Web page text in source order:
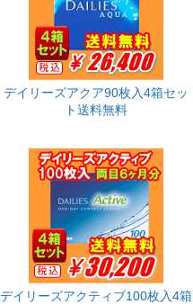
デイリーズアクア90枚入4箱セッ
ト送料無料
デイリーズアクティブ100枚入4箱